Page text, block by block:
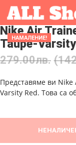
НАМАЛЕНИЕ!
Nike Air
Taupe-Varsity
279.00лв.
Представяме ви
Varsity Red. Това са